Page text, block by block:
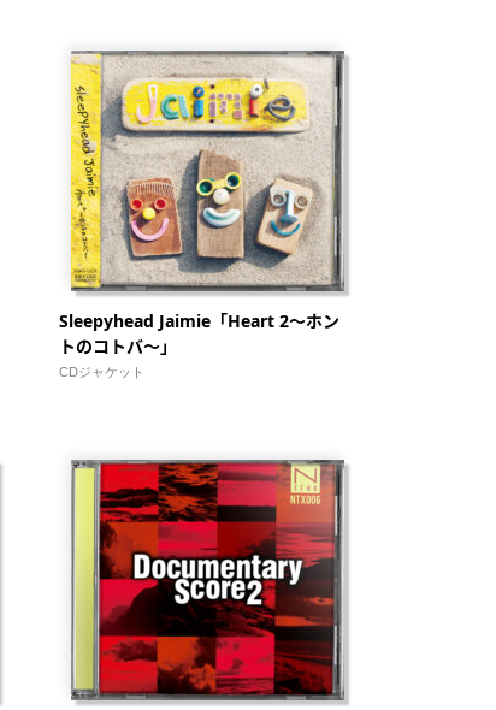
Sleepyhead Jaimie「Heart 2〜ホン
トのコトバ〜」
CDジャケット